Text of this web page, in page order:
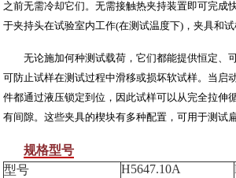
之前无需冷却它们。无需接触热夹持装置即可完成
于夹持头在试验室内工作(在测试温度下)，夹具和试
无论施加何种测试载荷，它们都能提供恒定、
可防止试样在测试过程中滑移或损坏软试样。当启
件都通过液压锁定到位，因此试样可以从完全拉伸
有间隙。这些夹具的楔块有多种配置，可用于测试
规格型号
型号
H5647.10A